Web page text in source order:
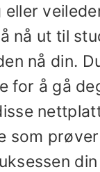
nå ut til
nå din.
for å gå
som